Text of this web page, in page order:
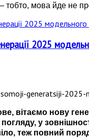
тобто, мова йде не
2025
вітаємо нову
у
теж повний